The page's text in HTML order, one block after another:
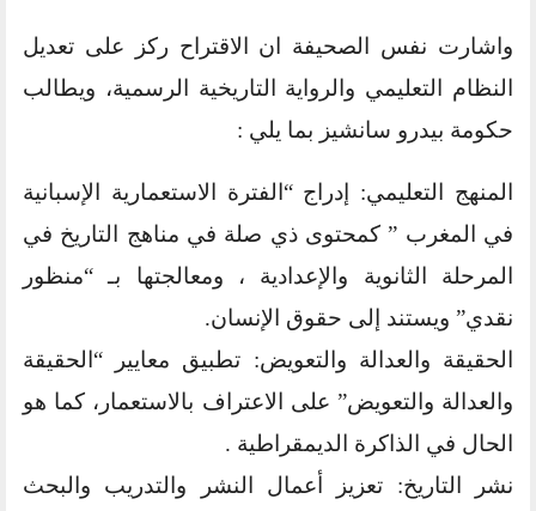
واشارت نفس الصحيفة ان الاقتراح ركز على تعديل
النظام التعليمي والرواية التاريخية الرسمية، ويطالب
حكومة بيدرو سانشيز بما يلي :
المنهج التعليمي: إدراج “الفترة الاستعمارية الإسبانية
في المغرب ” كمحتوى ذي صلة في مناهج التاريخ في
المرحلة الثانوية والإعدادية ، ومعالجتها بـ “منظور
نقدي” ويستند إلى حقوق الإنسان.
الحقيقة والعدالة والتعويض: تطبيق معايير “الحقيقة
والعدالة والتعويض” على الاعتراف بالاستعمار، كما هو
الحال في الذاكرة الديمقراطية .
نشر التاريخ: تعزيز أعمال النشر والتدريب والبحث